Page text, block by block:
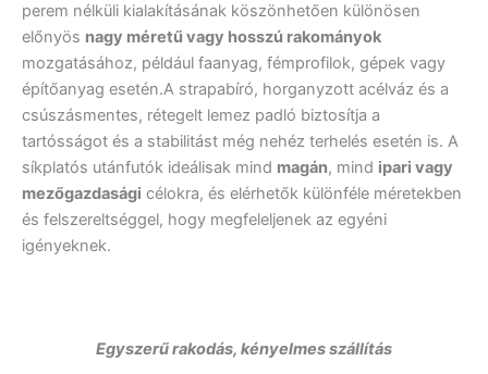
perem nélküli kialakításának köszönhetően különösen
előnyös nagy méretű vagy hosszú rakományok
mozgatásához, például faanyag, fémprofilok, gépek vagy
építőanyag esetén.A strapabíró, horganyzott acélváz és a
csúszásmentes, rétegelt lemez padló biztosítja a
tartósságot és a stabilitást még nehéz terhelés esetén is. A
síkplatós utánfutók ideálisak mind magán, mind ipari vagy
mezőgazdasági célokra, és elérhetők különféle méretekben
és felszereltséggel, hogy megfeleljenek az egyéni
igényeknek.
Egyszerű rakodás, kényelmes szállítás